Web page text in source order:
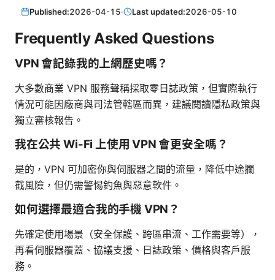
Published:2026-04-15· Last updated:2026-05-10
Frequently Asked Questions
VPN 會記錄我的上網歷史嗎？
大多數商業 VPN 服務聲稱採取零日誌政策，但實際執行
情況可能因廠商與司法管轄區而異，建議閱讀隱私政策與
獨立審核報告。
我在公共 Wi-Fi 上使用 VPN 會更安全嗎？
是的，VPN 可加密你與伺服器之間的流量，降低中途攔
截風險，但仍需警惕釣魚與惡意軟件。
如何選擇最適合我的手機 VPN？
先確定使用場景（安全保護、跨區串流、工作需要等），
再看伺服器覆蓋、協議支援、日誌政策、價格與客戶服
務。